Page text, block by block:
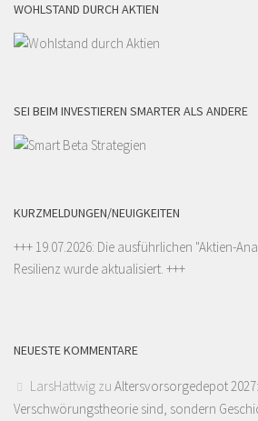
WOHLSTAND DURCH AKTIEN
SEI BEIM INVESTIEREN SMARTER ALS ANDERE
KURZMELDUNGEN/NEUIGKEITEN
+++ 19.07.2026: Die ausführlichen "Aktien-
Resilienz wurde aktualisiert. +++
NEUESTE KOMMENTARE
LarsHattwig zu Altersvorsorgedepot
Verschwörungstheorie sind, sondern